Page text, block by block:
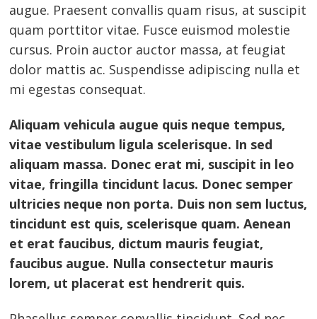
augue. Praesent convallis quam risus, at suscipit
quam porttitor vitae. Fusce euismod molestie
cursus. Proin auctor auctor massa, at feugiat
dolor mattis ac. Suspendisse adipiscing nulla et
mi egestas consequat.
Aliquam vehicula augue quis neque tempus,
vitae vestibulum ligula scelerisque. In sed
aliquam massa. Donec erat mi, suscipit in leo
vitae, fringilla tincidunt lacus. Donec semper
ultricies neque non porta. Duis non sem luctus,
tincidunt est quis, scelerisque quam. Aenean
et erat faucibus, dictum mauris feugiat,
faucibus augue. Nulla consectetur mauris
lorem, ut placerat est hendrerit quis.